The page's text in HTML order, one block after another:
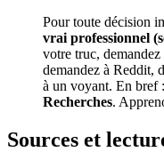
Pour toute décision
vrai professionnel
votre truc,
demandez à Reddit,
à un voyant. En bref :
Recherches.
Sources et